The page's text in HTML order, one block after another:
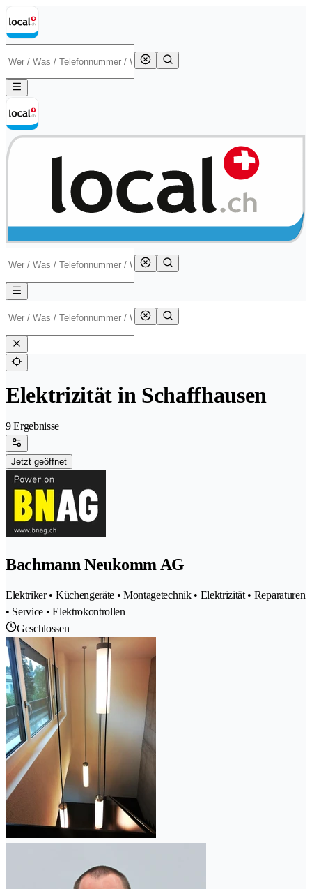
Elektrizität in Schaffhausen
9 Ergebnisse
Jetzt geöffnet
Bachmann Neukomm AG
Elektriker • Küchengeräte • Montagetechnik • Elektrizität • Reparaturen
• Service • Elektrokontrollen
Geschlossen